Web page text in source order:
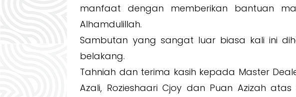
manfaat dengan memberikan bantuan
Alhamdulillah.
Sambutan yang sangat luar biasa kali ini
belakang.
Tahniah dan terima kasih kepada Master
Azali, Rozieshaari Cjoy dan Puan Azizah